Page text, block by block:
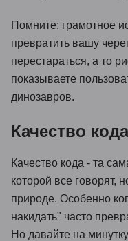
Помните: грамотное
превратить вашу
перестараться, а то
показываете
динозавров.
Качество кода
Качество кода - та
которой все говорят,
природе. Особенно
накидать" часто
Но давайте на